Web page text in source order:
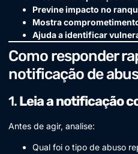
Previne impacto no
Mostra
Ajuda a identificar
Como responder
notificação de
1.Leia a notificação
Antes de agir, analise:
Qual foi o tipo de abuso